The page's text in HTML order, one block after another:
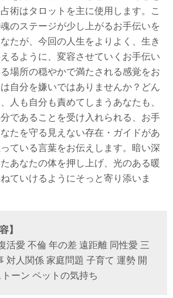
術はタロットを主に使用します。こ
のステージが少し上がるお手伝いを
たが、今回の人生をよりよく、生き
るように、変容させていくお手伝い
場所の穏やかで満たされる感覚をお
自分を嫌いではありませんか？どん
人も自分も責めてしまうあなたも、
であることを受け入れられる、お手
たを守る見えない存在・ガイドがあ
ている言葉をお伝えします。暗い深
あなたの体を押し上げ、光のある暖
ていけるようにそっと寄り添いま
】
活愛 不倫 年の差 遠距離 同性愛 三
対人関係 家庭問題 子育て 運勢 開
ーン ペットの気持ち